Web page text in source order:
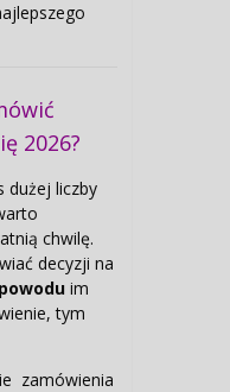
2026?
dużej liczby
chwilę.
decyzji na
im
tym
zamówienia